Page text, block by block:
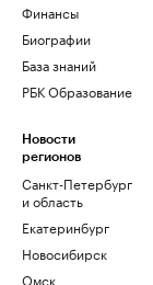
Финансы
Биографии
База знаний
РБК Образование
Новости
регионов
Санкт-Петербург
и область
Екатеринбург
Новосибирск
Омск